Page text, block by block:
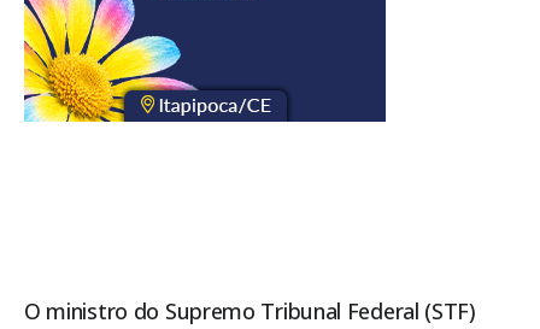
O ministro do Supremo Tribunal Federal (STF)